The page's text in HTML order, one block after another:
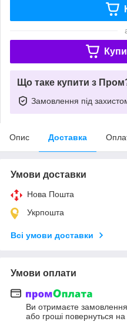
Що таке купити з
Замовлення під
Опис Доставка
Умови доставки
Нова Пошта
Укрпошта
Всі умови доставки
Умови оплати
Ви отримаєте замовлення
або гроші повернуться